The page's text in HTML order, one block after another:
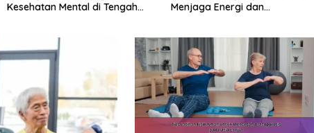
Menjaga Energi dan
Hidup Aktif dan Nutrisi Tepat